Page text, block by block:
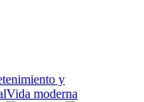
y
Vida moderna